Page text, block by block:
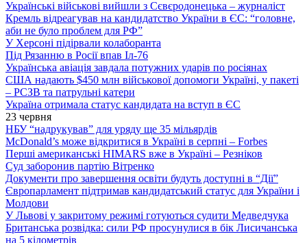
Українські військові вийшли з Сєвєродонецька – журналіст
Кремль відреагував на кандидатство України в ЄС: “головне,
аби не було проблем для РФ”
У Херсоні підірвали колаборанта
Під Рязанню в Росії впав Іл-76
Українська авіація завдала потужних ударів по росіянах
США надають $450 млн військової допомоги Україні, у пакеті
– РСЗВ та патрульні катери
Україна отримала статус кандидата на вступ в ЄС
23 червня
НБУ “надрукував” для уряду ще 35 мільярдів
McDonald’s може відкритися в Україні в серпні – Forbes
Перші американські HIMARS вже в Україні – Резніков
Суд заборонив партію Вітренко
Документи про завершення освіти будуть доступні в “Дії”
Європарламент підтримав кандидатський статус для України і
Молдови
У Львові у закритому режимі готуються судити Медведчука
Британська розвідка: сили РФ просунулися в бік Лисичанська
на 5 кілометрів